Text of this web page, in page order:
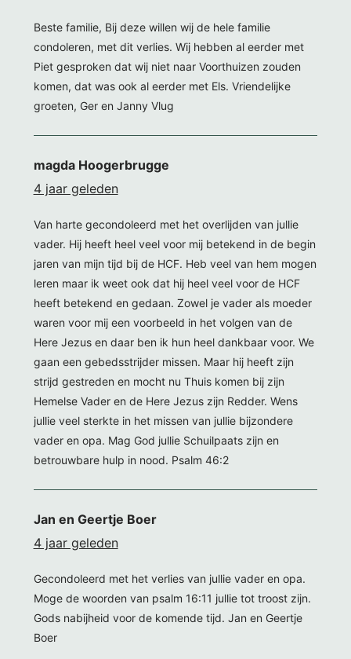
Beste familie, Bij deze willen wij de hele familie
condoleren, met dit verlies. Wij hebben al eerder met
Piet gesproken dat wij niet naar Voorthuizen zouden
komen, dat was ook al eerder met Els. Vriendelijke
groeten, Ger en Janny Vlug
magda Hoogerbrugge
4 jaar geleden
Van harte gecondoleerd met het overlijden van jullie
vader. Hij heeft heel veel voor mij betekend in de begin
jaren van mijn tijd bij de HCF. Heb veel van hem mogen
leren maar ik weet ook dat hij heel veel voor de HCF
heeft betekend en gedaan. Zowel je vader als moeder
waren voor mij een voorbeeld in het volgen van de
Here Jezus en daar ben ik hun heel dankbaar voor. We
gaan een gebedsstrijder missen. Maar hij heeft zijn
strijd gestreden en mocht nu Thuis komen bij zijn
Hemelse Vader en de Here Jezus zijn Redder. Wens
jullie veel sterkte in het missen van jullie bijzondere
vader en opa. Mag God jullie Schuilpaats zijn en
betrouwbare hulp in nood. Psalm 46:2
Jan en Geertje Boer
4 jaar geleden
Gecondoleerd met het verlies van jullie vader en opa.
Moge de woorden van psalm 16:11 jullie tot troost zijn.
Gods nabijheid voor de komende tijd. Jan en Geertje
Boer